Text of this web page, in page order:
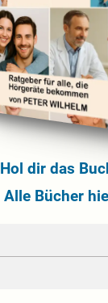
Hol dir das
Alle Bücher